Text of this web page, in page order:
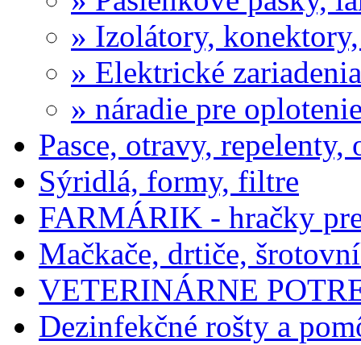
» Izolátory,
» Elektrické zariadenia
» náradie pre
Pasce, otravy, repelenty,
Sýridlá, formy, filtre
FARMÁRIK - hračky
Mačkače, drtiče,
VETERINÁRNE
Dezinfekčné rošty a